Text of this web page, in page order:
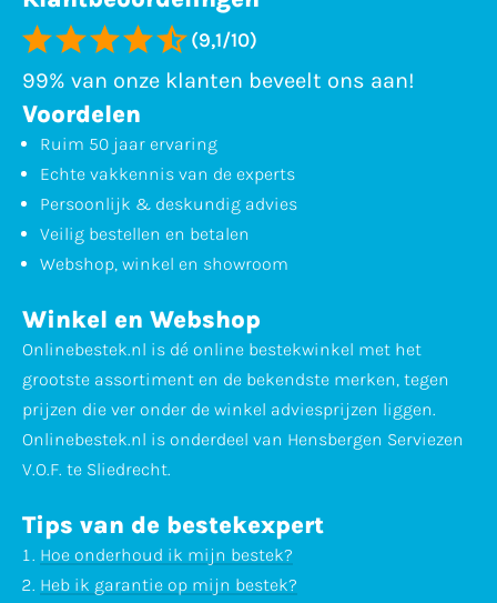
(9,1/10)
99% van onze klanten beveelt ons aan!
Voordelen
Ruim 50 jaar ervaring
Echte vakkennis van de experts
Persoonlijk & deskundig advies
Veilig bestellen en betalen
Webshop, winkel en showroom
Winkel en Webshop
Onlinebestek.nl is dé online bestekwinkel met het
grootste assortiment en de bekendste merken, tegen
prijzen die ver onder de winkel adviesprijzen liggen.
Onlinebestek.nl is onderdeel van Hensbergen Serviezen
V.O.F. te Sliedrecht.
Tips van de bestekexpert
Hoe onderhoud ik mijn bestek?
Heb ik garantie op mijn bestek?